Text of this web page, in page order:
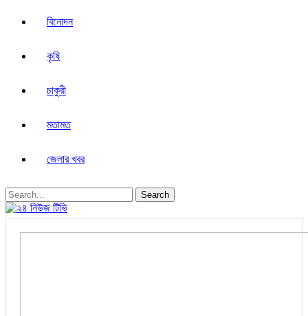
বিনোদন
কৃষি
চাকুরী
মতামত
জেলার খবর